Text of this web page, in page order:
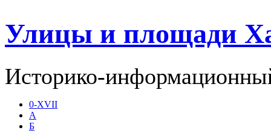
Улицы и площади
Историко-
0-XVII
А
Б